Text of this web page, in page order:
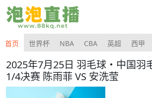
首页 世界杯 NBA CBA 英超 西甲
2025年7月25日 羽毛球・中国羽
1/4决赛 陈雨菲 VS 安洗莹